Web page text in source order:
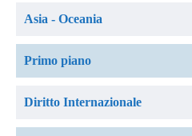
Asia - Oceania
Primo piano
Diritto Internazionale